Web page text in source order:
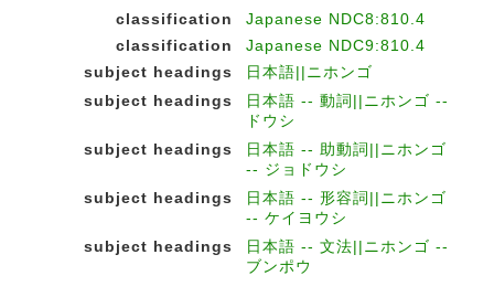
classification
Japanese NDC8:810.4
classification
Japanese NDC9:810.4
subject headings
日本語||ニホンゴ
subject headings
日本語 -- 動詞||ニホンゴ --
ドウシ
subject headings
日本語 -- 助動詞||ニホンゴ
-- ジョドウシ
subject headings
日本語 -- 形容詞||ニホンゴ
-- ケイヨウシ
subject headings
日本語 -- 文法||ニホンゴ --
ブンポウ